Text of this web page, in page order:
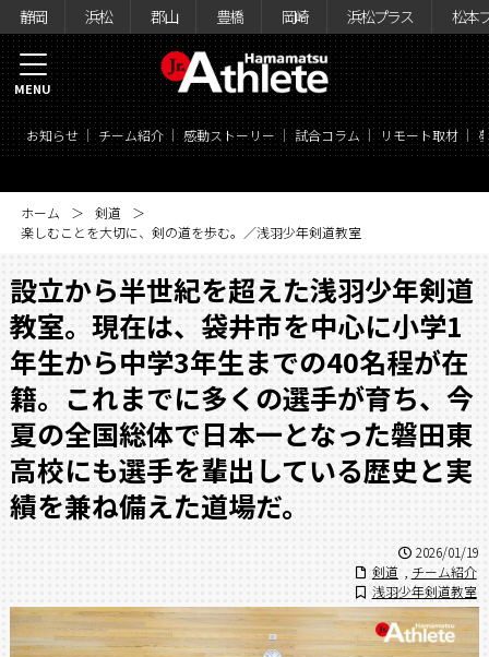
静岡 浜松 郡山 豊橋 岡崎 浜松プラス 松本
お知らせ チーム紹介 感動ストーリー 試合コラム リモート取材
MENU
ホーム
剣道
楽しむことを大切に、剣の道を歩む。／浅羽少年剣道教室
設立から半世紀を超えた浅羽少年剣道
教室。現在は、袋井市を中心に小学1
年生から中学3年生までの40名程が在
籍。これまでに多くの選手が育ち、今
夏の全国総体で日本一となった磐田東
高校にも選手を輩出している歴史と実
績を兼ね備えた道場だ。
2026/01/19
剣道
チーム紹介
浅羽少年剣道教室